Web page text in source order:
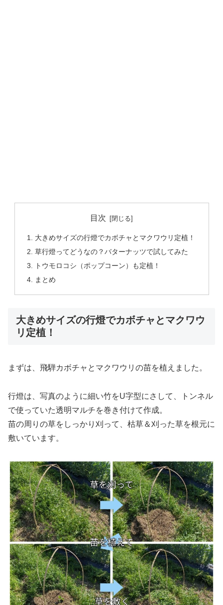
目次
大きめサイズの行燈でカボチャとマクワウリ定植！
草行燈ってどうなの？バターナッツで試してみた
トウモロコシ（ポップコーン）も定植！
まとめ
大きめサイズの行燈でカボチャとマクワウ
リ定植！
まずは、飛騨カボチャとマクワウリの苗を植えました。
行燈は、写真のように細い竹をU字型にさして、トンネル
で使っていた透明マルチを巻き付けて作成。
苗の周りの草をしっかり刈って、枯草＆刈った草を根元に
敷いています。